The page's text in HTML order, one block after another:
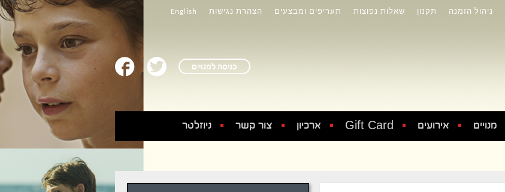
ניהול הזמנה תקנון שאלות נפוצות תעריפים ומבצעים הצהרת נגישות English
כניסה למנויים
מנויים אירועים Gift Card ארכיון צור קשר ניוזלטר